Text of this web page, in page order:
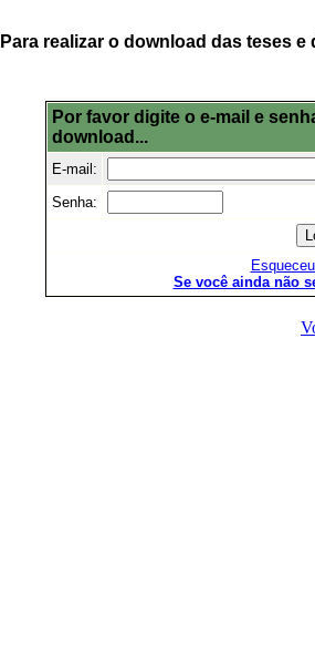
Para realizar o download das teses
Por favor digite o e-mail e
download...
E-mail:
Senha:
Se você ainda não